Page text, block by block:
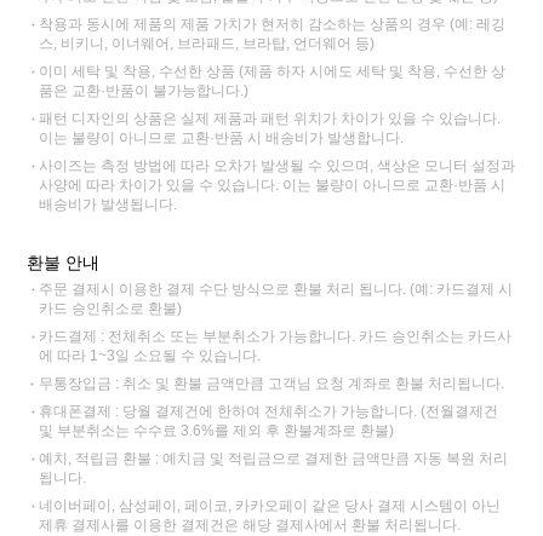
착용과 동시에 제품의 제품 가치가 현저히 감소하는 상품의 경우 (예: 레깅
스, 비키니, 이너웨어, 브라패드, 브라탑, 언더웨어 등)
이미 세탁 및 착용, 수선한 상품 (제품 하자 시에도 세탁 및 착용, 수선한 상
품은 교환·반품이 불가능합니다.)
패턴 디자인의 상품은 실제 제품과 패턴 위치가 차이가 있을 수 있습니다.
이는 불량이 아니므로 교환·반품 시 배송비가 발생합니다.
사이즈는 측정 방법에 따라 오차가 발생될 수 있으며, 색상은 모니터 설정과
사양에 따라 차이가 있을 수 있습니다. 이는 불량이 아니므로 교환·반품 시
배송비가 발생됩니다.
환불 안내
주문 결제시 이용한 결제 수단 방식으로 환불 처리 됩니다. (예: 카드결제 시
카드 승인취소로 환불)
카드결제 : 전체취소 또는 부분취소가 가능합니다. 카드 승인취소는 카드사
에 따라 1~3일 소요될 수 있습니다.
무통장입금 : 취소 및 환불 금액만큼 고객님 요청 계좌로 환불 처리됩니다.
휴대폰결제 : 당월 결제건에 한하여 전체취소가 가능합니다. (전월결제건
및 부분취소는 수수료 3.6%를 제외 후 환불계좌로 환불)
예치, 적립금 환불 : 예치금 및 적립금으로 결제한 금액만큼 자동 복원 처리
됩니다.
네이버페이, 삼성페이, 페이코, 카카오페이 같은 당사 결제 시스템이 아닌
제휴 결제사를 이용한 결제건은 해당 결제사에서 환불 처리됩니다.